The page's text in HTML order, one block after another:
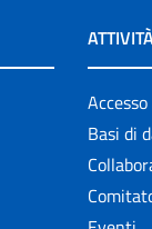
Basi di